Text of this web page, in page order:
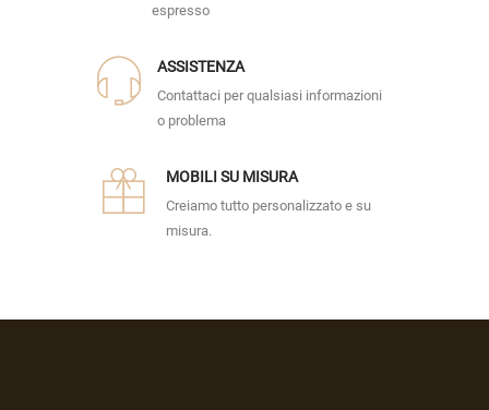
espresso
ASSISTENZA
Contattaci per qualsiasi informazioni
o problema
MOBILI SU MISURA
Creiamo tutto personalizzato e su
misura.